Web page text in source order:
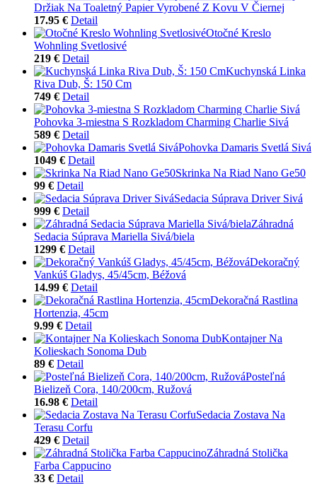
Držiak Na Toaletný Papier Vyrobené Z Kovu V Čiernej
17.95 € Detail
Otočné Kreslo
Wohnling Svetlosivé
219 € Detail
Kuchynská Linka
Riva Dub, Š: 150 Cm
749 € Detail
Pohovka 3-miestna S Rozkladom Charming Charlie Sivá
589 € Detail
Pohovka Damaris Svetlá Sivá
1049 € Detail
Skrinka Na Riad Nano Ge50
99 € Detail
Sedacia Súprava Driver Sivá
999 € Detail
Záhradná
Sedacia Súprava Mariella Sivá/biela
1299 € Detail
Dekoračný
Vankúš Gladys, 45/45cm, Béžová
14.99 € Detail
Dekoračná Rastlina
Hortenzia, 45cm
9.99 € Detail
Kontajner Na
Kolieskach Sonoma Dub
89 € Detail
Posteľná
Bielizeň Cora, 140/200cm, Ružová
16.98 € Detail
Sedacia Zostava Na
Terasu Corfu
429 € Detail
Záhradná Stolička
Farba Cappucino
33 € Detail